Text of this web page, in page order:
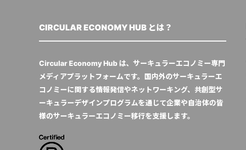
CIRCULAR ECONOMY HUB とは？
Circular Economy Hub は、サーキュラーエコノミー専門
メディアプラットフォームです。国内外のサーキュラーエ
コノミーに関する情報発信やネットワーキング、共創型サ
ーキュラーデザインプログラムを通じて企業や自治体の皆
様のサーキュラーエコノミー移行を支援します。